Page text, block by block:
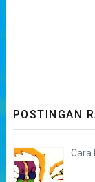
POSTINGAN
Cara